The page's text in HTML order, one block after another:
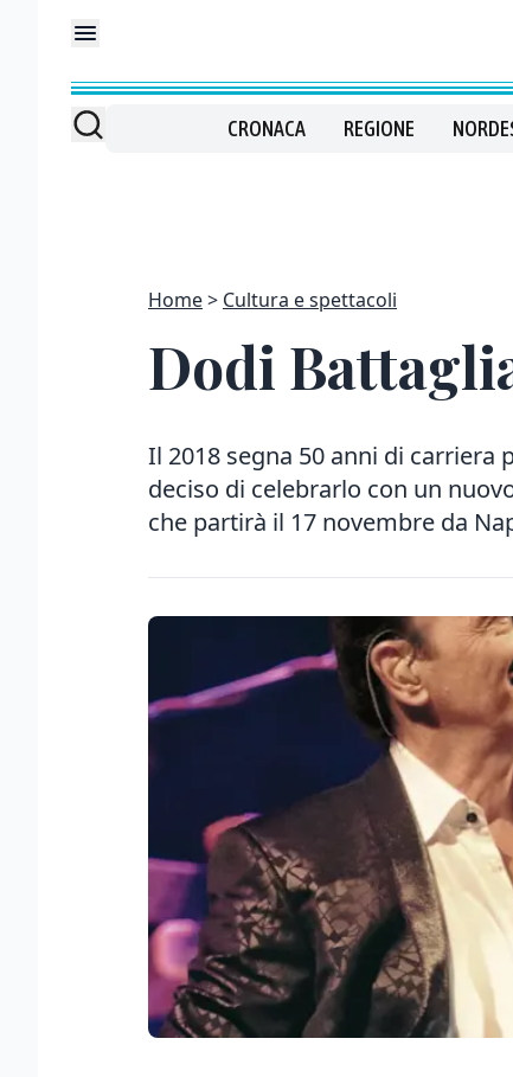
CRONACA REGIONE
Home Cultura e spettacoli
Dodi
Il 2018 segna 50 anni di carriera
deciso di celebrarlo con un
che partirà il 17 novembre da